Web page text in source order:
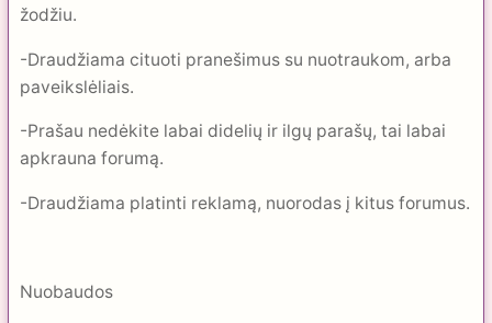
žodžiu.
-Draudžiama cituoti pranešimus su nuotraukom, arba
paveikslėliais.
-Prašau nedėkite labai didelių ir ilgų parašų, tai labai
apkrauna forumą.
-Draudžiama platinti reklamą, nuorodas į kitus forumus.
Nuobaudos